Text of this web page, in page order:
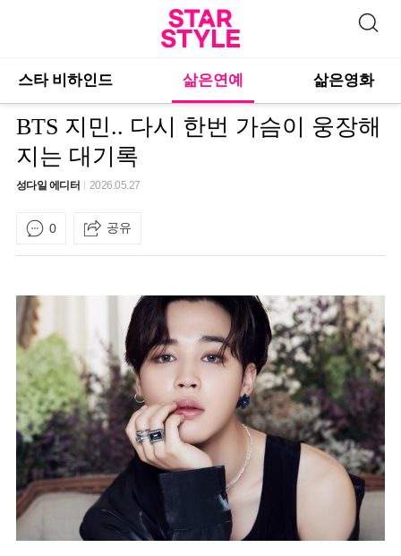
스타 비하인드 삶은연예 삶은영화
BTS 지민.. 다시 한번 가슴이 웅장해
지는 대기록
성다일 에디터 2026.05.27
0 공유